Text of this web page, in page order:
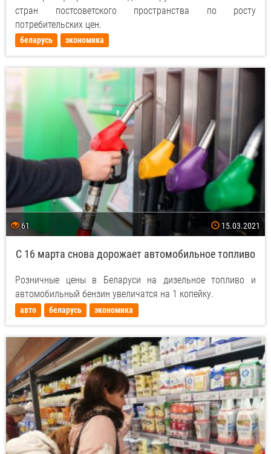
стран постсоветского пространства по росту
потребительских цен.
беларусь экономика
61 15.03.2021
С 16 марта снова дорожает автомобильное топливо
Розничные цены в Беларуси на дизельное топливо и
автомобильный бензин увеличатся на 1 копейку.
авто беларусь экономика